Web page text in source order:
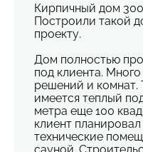
Кирпичный дом
Построили такой
проекту.
Дом полностью
под клиента.
решений и комнат.
имеется теплый
метра еще 100
клиент
технические
сауной.